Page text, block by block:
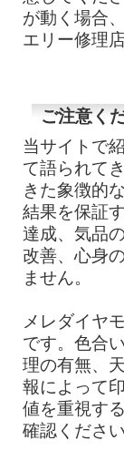
が動く場合
エリー修理
ご注意く
当サイトで
て語られて
きた象徴的
結果を保証
達成、気品
改善、心身
ません。
メレダイヤ
です。色合
理の有無、
報によって
値を重視す
確認くださ